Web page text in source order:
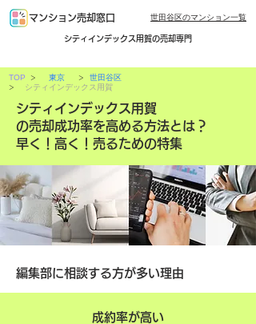
マンション売却窓口 世田谷区のマンション一覧
シティインデックス用賀の売却専門
TOP > 東京
>
>
シティインデックス用賀
世田谷区
シティインデックス用賀
の売却成功率を高める方法とは？
早く！高く！売るための特集
編集部に相談する方が多い理由
成約率が高い